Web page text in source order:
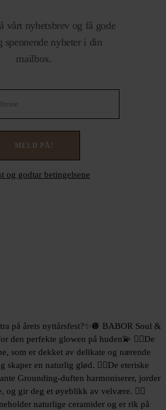
vårt nyhetsbrev og få gode
spennende nyheter i din
mailbox.
og godtar betingelsene